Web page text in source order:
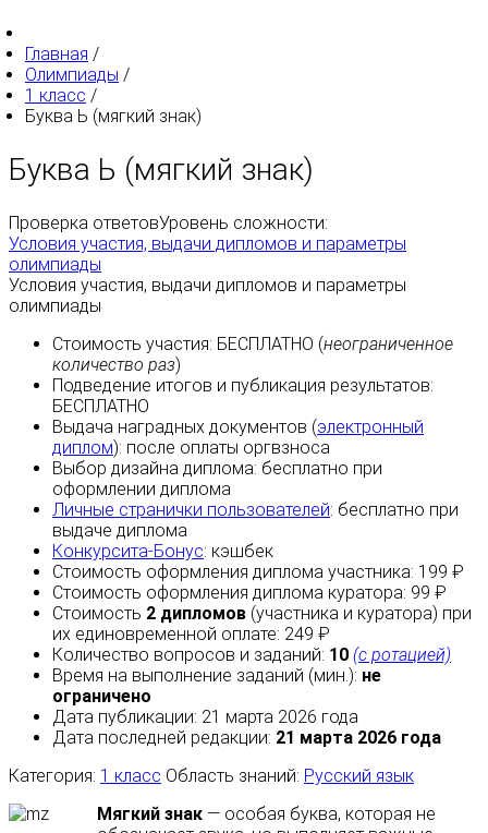
Главная /
Олимпиады /
1 класс /
Буква Ь (мягкий знак)
Буква Ь (мягкий знак)
Проверка ответовУровень сложности:
Условия участия, выдачи дипломов и параметры
олимпиады
Условия участия, выдачи дипломов и параметры
олимпиады
Стоимость участия: БЕСПЛАТНО (неограниченное
количество раз)
Подведение итогов и публикация результатов:
БЕСПЛАТНО
Выдача наградных документов (электронный
диплом): после оплаты оргвзноса
Выбор дизайна диплома: бесплатно при
оформлении диплома
Личные странички пользователей: бесплатно при
выдаче диплома
Конкурсита-Бонус: кэшбек
Стоимость оформления диплома участника: 199 ₽
Стоимость оформления диплома куратора: 99 ₽
Стоимость 2 дипломов (участника и куратора) при
их единовременной оплате: 249 ₽
Количество вопросов и заданий: 10 (с ротацией)
Время на выполнение заданий (мин.): не
ограничено
Дата публикации: 21 марта 2026 года
Дата последней редакции: 21 марта 2026 года
Категория: 1 класс Область знаний: Русский язык
Мягкий знак — особая буква, которая не